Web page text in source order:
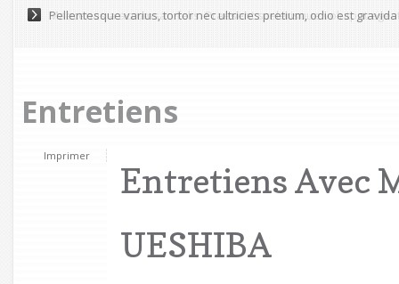
Pellentesque varius, tortor nec ultricies pretium, odio est
Entretiens
Imprimer
Entretiens Avec
UESHIBA